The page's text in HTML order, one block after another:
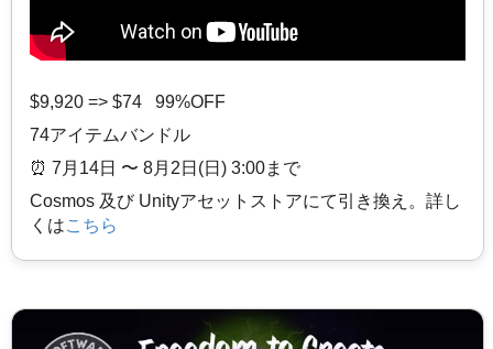
$9,920 => $74 99%OFF
74アイテムバンドル
⏰️ 7月14日 〜 8月2日(日) 3:00まで
Cosmos 及び Unityアセットストアにて引き換え。詳し
くはこちら